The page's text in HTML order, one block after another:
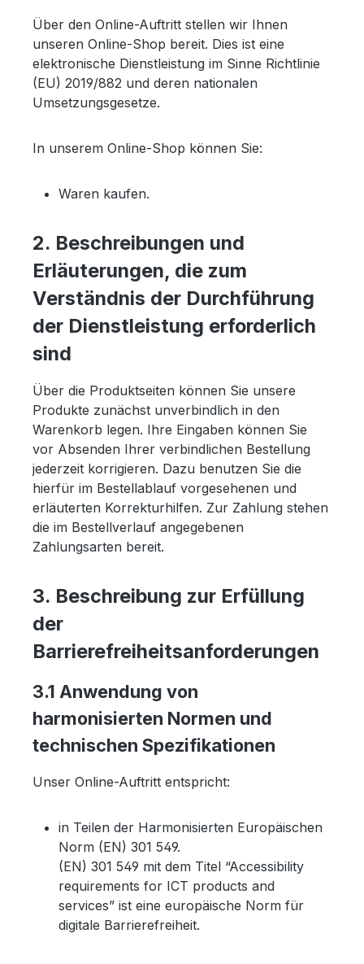
Über den Online-Auftritt stellen wir Ihnen
unseren Online-Shop bereit. Dies ist eine
elektronische Dienstleistung im Sinne Richtlinie
(EU) 2019/882 und deren nationalen
Umsetzungsgesetze.
In unserem Online-Shop können Sie:
Waren kaufen.
2. Beschreibungen und
Erläuterungen, die zum
Verständnis der Durchführung
der Dienstleistung erforderlich
sind
Über die Produktseiten können Sie unsere
Produkte zunächst unverbindlich in den
Warenkorb legen. Ihre Eingaben können Sie
vor Absenden Ihrer verbindlichen Bestellung
jederzeit korrigieren. Dazu benutzen Sie die
hierfür im Bestellablauf vorgesehenen und
erläuterten Korrekturhilfen. Zur Zahlung stehen
die im Bestellverlauf angegebenen
Zahlungsarten bereit.
3. Beschreibung zur Erfüllung
der
Barrierefreiheitsanforderungen
3.1 Anwendung von
harmonisierten Normen und
technischen Spezifikationen
Unser Online-Auftritt entspricht:
in Teilen der Harmonisierten Europäischen
Norm (EN) 301 549.
(EN) 301 549 mit dem Titel “Accessibility
requirements for ICT products and
services” ist eine europäische Norm für
digitale Barrierefreiheit.